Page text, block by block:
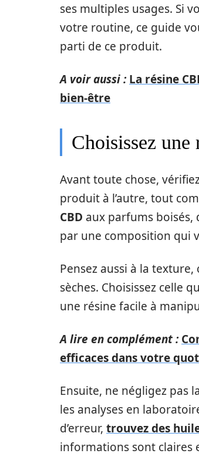
ses multiples usages. Si
votre routine, ce guide
parti de ce produit.
A voir aussi : La résine
bien-être
Choisissez une
Avant toute chose,
produit à l’autre, tout
CBD aux parfums boisés,
par une composition qui
Pensez aussi à la
sèches. Choisissez celle
une résine facile à
A lire en complément :
efficaces dans votre
Ensuite, ne négligez pas
les analyses en
d’erreur, trouvez des
informations sont claires